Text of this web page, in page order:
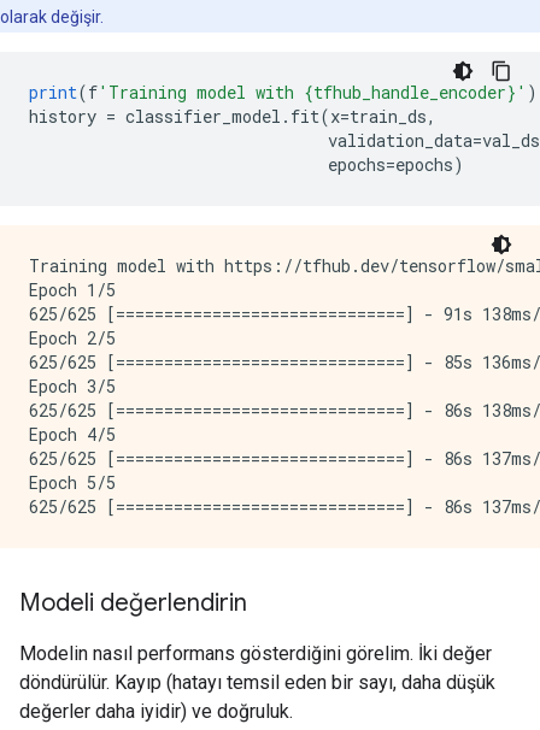
olarak değişir.
print(f'Training model with {tfhub_handle_encoder}' )
history = classifier_model . fit(x=train_ds,
validation_data=val_ds
epochs=epochs)
Training model with https://tfhub.dev/tensorflow/
Epoch 1/5
625/625 [==============================] -
Epoch 2/5
625/625 [==============================] -
Epoch 3/5
625/625 [==============================] -
Epoch 4/5
625/625 [==============================] -
Epoch 5/5
Modeli değerlendirin
Modelin nasıl performans gösterdiğini görelim. İki değer
döndürülür. Kayıp (hatayı temsil eden bir sayı, daha düşük
değerler daha iyidir) ve doğruluk.